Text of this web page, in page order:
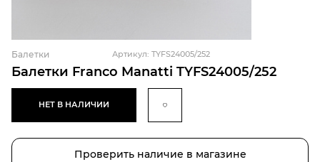
Балетки Franco Manatti TYFS24005/252
Балетки Артикул: TYFS24005/252
НЕТ В НАЛИЧИИ
Проверить наличие в магазине